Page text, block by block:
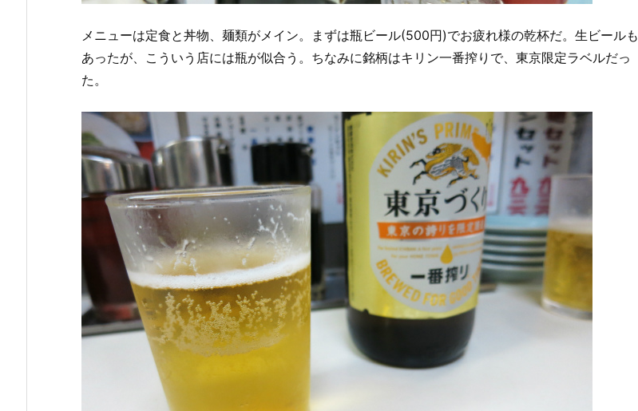
メニューは定食と丼物、麺類がメイン。まずは瓶ビール(500円)でお疲れ様の乾杯だ。生ビールも
あったが、こういう店には瓶が似合う。ちなみに銘柄はキリン一番搾りで、東京限定ラベルだっ
た。